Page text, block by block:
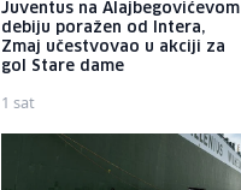
Juventus na Alajbegovićevom
debiju poražen od Intera,
Zmaj učestvovao u akciji za
gol Stare dame
1 sat